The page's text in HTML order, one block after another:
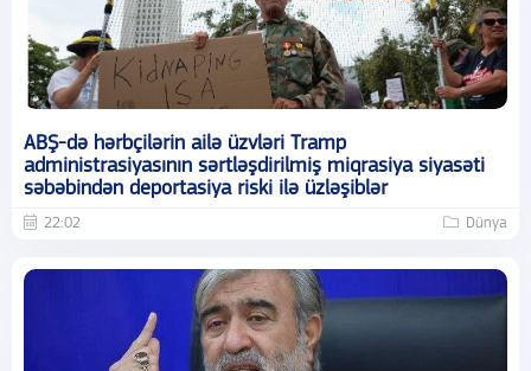
ABŞ-də hərbçilərin ailə üzvləri Tramp
administrasiyasının sərtləşdirilmiş miqrasiya siyasəti
səbəbindən deportasiya riski ilə üzləşiblər
22:02 Dünya